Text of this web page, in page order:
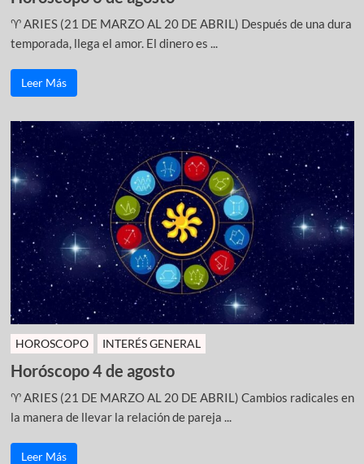
♈ ARIES (21 DE MARZO AL 20 DE ABRIL) Después de una dura
temporada, llega el amor. El dinero es ...
Leer Más
HOROSCOPO INTERÉS GENERAL
Horóscopo 4 de agosto
♈ ARIES (21 DE MARZO AL 20 DE ABRIL) Cambios radicales en
la manera de llevar la relación de pareja ...
Leer Más